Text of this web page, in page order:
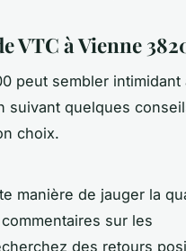
VTC à Vienne
peut sembler intimidant
suivant quelques
choix.
manière de jauger la
sur les
des retours